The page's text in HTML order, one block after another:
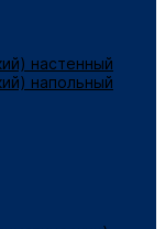
настенный
напольный